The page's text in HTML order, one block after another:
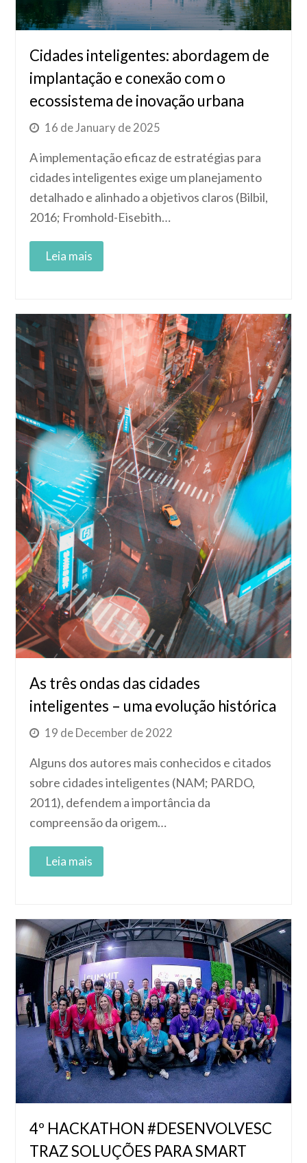
Cidades inteligentes: abordagem de
implantação e conexão com o
ecossistema de inovação urbana
16 de January de 2025
A implementação eficaz de estratégias para
cidades inteligentes exige um planejamento
detalhado e alinhado a objetivos claros (Bilbil,
2016; Fromhold-Eisebith…
As três ondas das cidades
inteligentes – uma evolução histórica
19 de December de 2022
Alguns dos autores mais conhecidos e citados
sobre cidades inteligentes (NAM; PARDO,
2011), defendem a importância da
compreensão da origem…
4º HACKATHON #DESENVOLVESC
TRAZ SOLUÇÕES PARA SMART